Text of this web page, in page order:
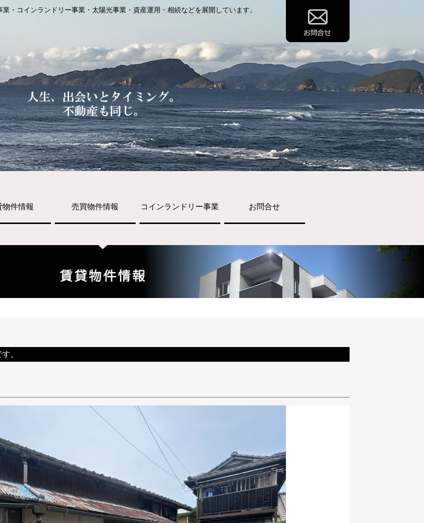
・コインランドリー事業・太陽光事業・資産運用・相続などを展開しています。
物件情報 売買物件情報 コインランドリー事業 お問合せ
。